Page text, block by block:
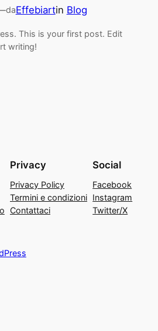
daEffebiartin Blog
This is your first post. Edit
writing!
Privacy
Privacy Policy
Termini e condizioni
Contattaci
Social
Facebook
Instagram
Twitter/X